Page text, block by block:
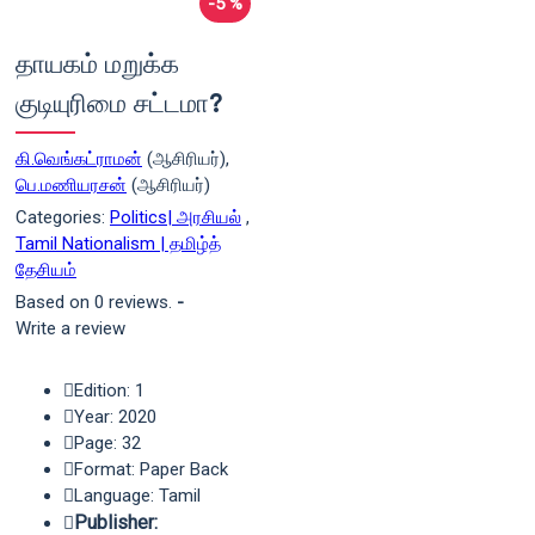
தாயகம் மறுக்க
குடியுரிமை சட்டமா?
கி.வெங்கட்ராமன் (ஆசிரியர்),
பெ.மணியரசன் (ஆசிரியர்)
Categories: Politics| அரசியல் ,
Tamil Nationalism | தமிழ்த்
தேசியம்
Based on 0 reviews. -
Write a review
Edition: 1
Year: 2020
Page: 32
Format: Paper Back
Language: Tamil
Publisher: